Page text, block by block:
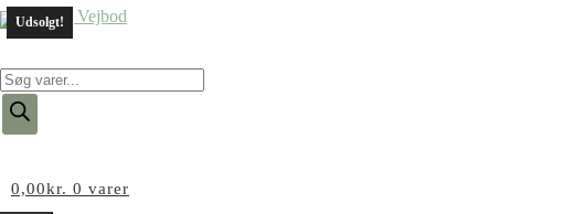
Products
search
0,00kr. 0 varer
Udsolgt!